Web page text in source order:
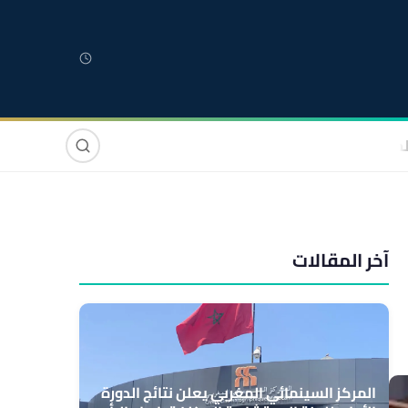
صوت وصورة
آخر المقالات
المركز السينمائي المغربي يعلن نتائج الدورة